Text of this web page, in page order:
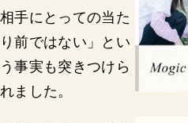
相手にとっての当た
り前ではない」とい
う事実も突きつけら
れました。